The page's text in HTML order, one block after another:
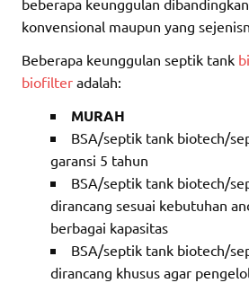
konvensional maupun yang
Beberapa keunggulan septik tank
biofilter adalah:
MURAH
BSA/septik tank biotech/
garansi 5 tahun
BSA/septik tank biotech/
dirancang sesuai kebutuhan
berbagai kapasitas
BSA/septik tank biotech/
dirancang khusus agar